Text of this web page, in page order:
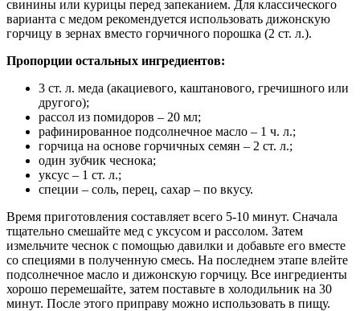
свинины или курицы перед запеканием. Для классического
варианта с медом рекомендуется использовать дижонскую
горчицу в зернах вместо горчичного порошка (2 ст. л.).
Пропорции остальных ингредиентов:
3 ст. л. меда (акациевого, каштанового, гречишного или
другого);
рассол из помидоров – 20 мл;
рафинированное подсолнечное масло – 1 ч. л.;
горчица на основе горчичных семян – 2 ст. л.;
один зубчик чеснока;
уксус – 1 ст. л.;
специи – соль, перец, сахар – по вкусу.
Время приготовления составляет всего 5-10 минут. Сначала
тщательно смешайте мед с уксусом и рассолом. Затем
измельчите чеснок с помощью давилки и добавьте его вместе
со специями в полученную смесь. На последнем этапе влейте
подсолнечное масло и дижонскую горчицу. Все ингредиенты
хорошо перемешайте, затем поставьте в холодильник на 30
минут. После этого приправу можно использовать в пищу.